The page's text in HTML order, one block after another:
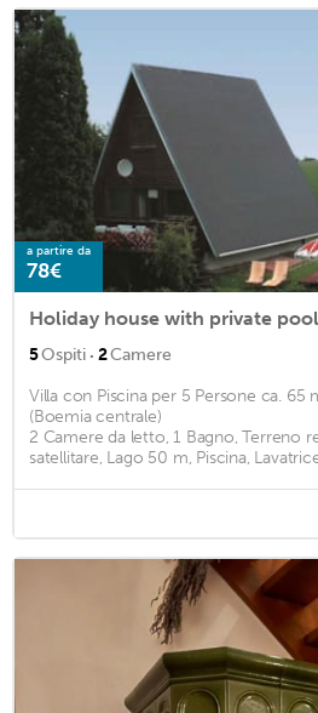
a partire da
78€
5Ospiti · 2Camere
Villa con Piscina per 5 Persone ca. 65
(Boemia centrale)
2 Camere da letto, 1 Bagno, Terreno
satellitare, Lago 50 m, Piscina,